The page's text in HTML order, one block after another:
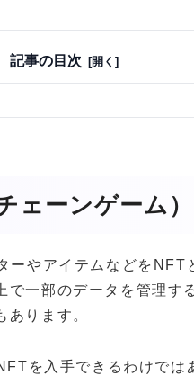
記事の目次
ェーンゲーム
ーやアイテムなどをNFT
で一部のデータを管理す
ります。
を入手できるわけでは